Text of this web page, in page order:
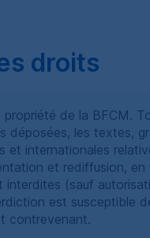
droits
propriété de la BFCM.
déposées, les textes,
et internationales
et rediffusion,
interdites (sauf
est susceptible
contrevenant.